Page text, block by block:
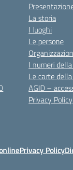
La storia
I luoghi
Le persone
I numeri
Le carte
AGID –
Privacy Policy
Privacy Policy